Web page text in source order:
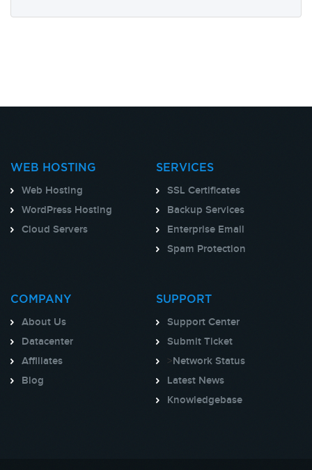
WEB HOSTING
Web Hosting
WordPress Hosting
Cloud Servers
SERVICES
SSL Certificates
Backup Services
Enterprise Email
Spam Protection
COMPANY
About Us
Datacenter
Affiliates
Blog
SUPPORT
Support Center
Submit Ticket
>Network Status
Latest News
Knowledgebase